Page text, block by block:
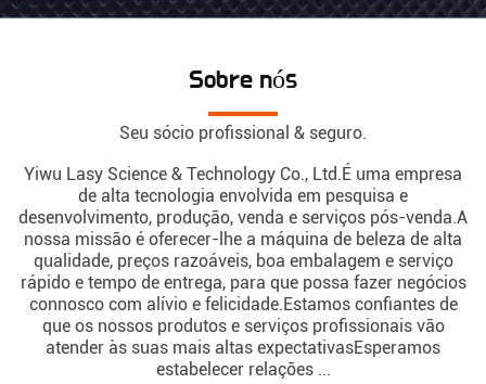
Sobre nós
Seu sócio profissional & seguro.
Yiwu Lasy Science & Technology Co., Ltd.É uma empresa
de alta tecnologia envolvida em pesquisa e
desenvolvimento, produção, venda e serviços pós-venda.A
nossa missão é oferecer-lhe a máquina de beleza de alta
qualidade, preços razoáveis, boa embalagem e serviço
rápido e tempo de entrega, para que possa fazer negócios
connosco com alívio e felicidade.Estamos confiantes de
que os nossos produtos e serviços profissionais vão
atender às suas mais altas expectativasEsperamos
estabelecer relações ...